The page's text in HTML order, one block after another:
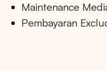
Maintenance
Pembayaran